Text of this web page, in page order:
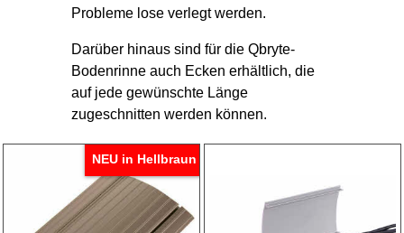
Probleme lose verlegt werden.
Darüber hinaus sind für die Qbryte-
Bodenrinne auch Ecken erhältlich, die
auf jede gewünschte Länge
zugeschnitten werden können.
NEU in Hellbraun